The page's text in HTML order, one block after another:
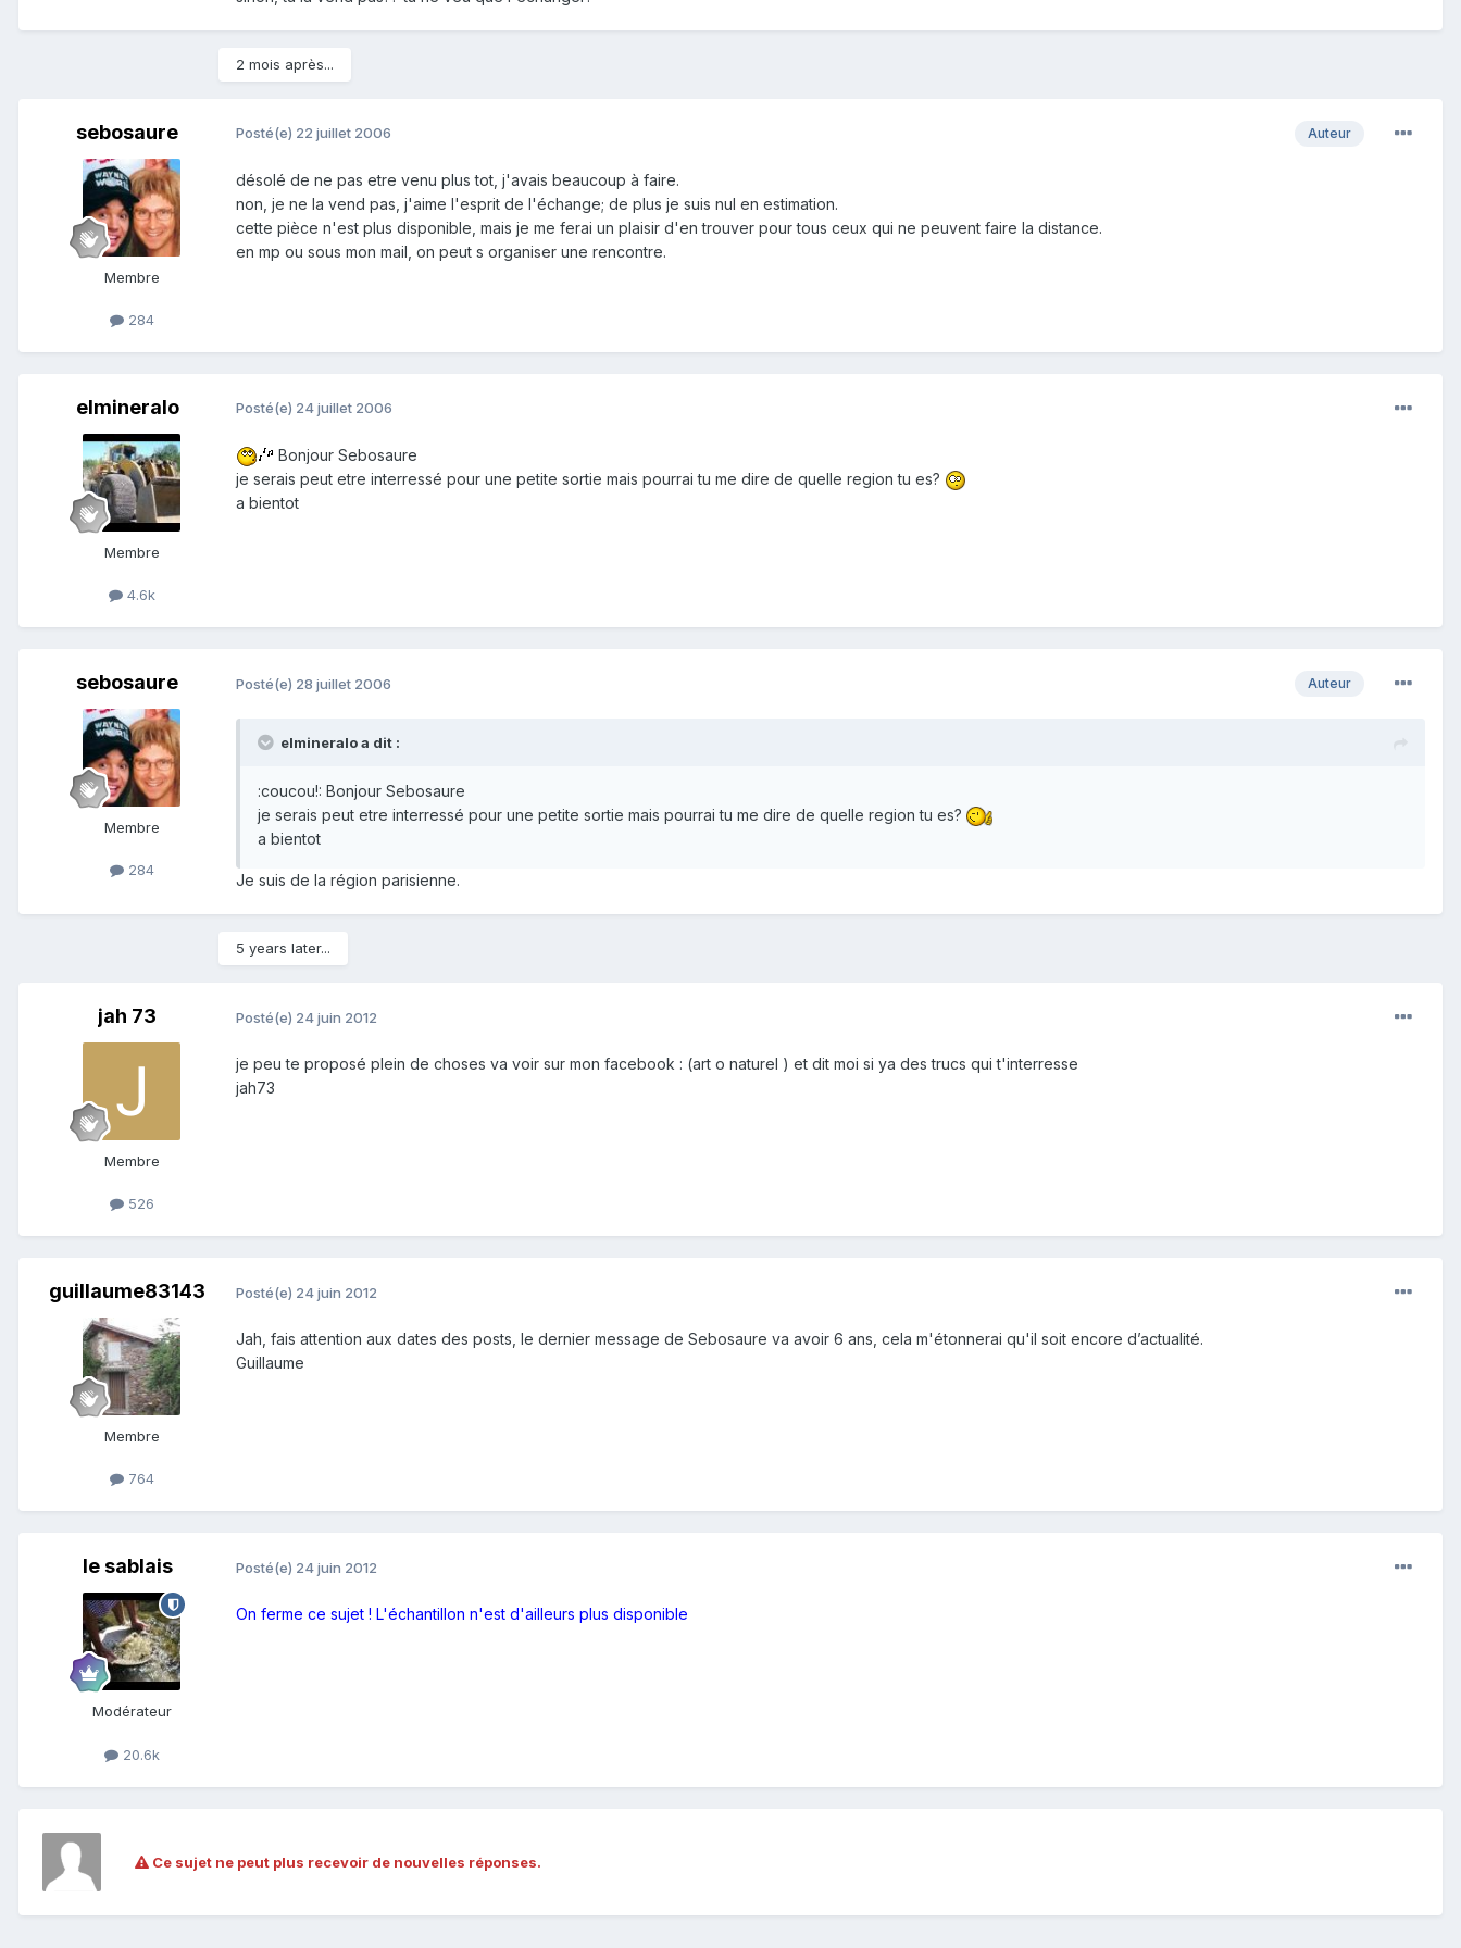
2 mois après...
sebosaure
Membre
284
Auteur
Posté(e) 22 juillet 2006
désolé de ne pas etre venu plus tot, j'avais beaucoup à faire.
non, je ne la vend pas, j'aime l'esprit de l'échange; de plus je suis nul en estimation.
cette pièce n'est plus disponible, mais je me ferai un plaisir d'en trouver pour tous ceux qui ne peuvent faire la distance.
en mp ou sous mon mail, on peut s organiser une rencontre.
elmineralo
Membre
4.6k
Posté(e) 24 juillet 2006
Bonjour Sebosaure
je serais peut etre interressé pour une petite sortie mais pourrai tu me dire de quelle region tu es?
a bientot
sebosaure
Membre
284
Auteur
Posté(e) 28 juillet 2006
elmineralo a dit :
:coucou!: Bonjour Sebosaure
je serais peut etre interressé pour une petite sortie mais pourrai tu me dire de quelle region tu es?
a bientot
Je suis de la région parisienne.
5 years later...
jah 73
Membre
526
Posté(e) 24 juin 2012
je peu te proposé plein de choses va voir sur mon facebook : (art o naturel ) et dit moi si ya des trucs qui t'interresse
jah73
guillaume83143
Membre
764
Posté(e) 24 juin 2012
Jah, fais attention aux dates des posts, le dernier message de Sebosaure va avoir 6 ans, cela m'étonnerai qu'il soit encore d’actualité.
Guillaume
le sablais
Modérateur
20.6k
Posté(e) 24 juin 2012
On ferme ce sujet ! L'échantillon n'est d'ailleurs plus disponible
Ce sujet ne peut plus recevoir de nouvelles réponses.